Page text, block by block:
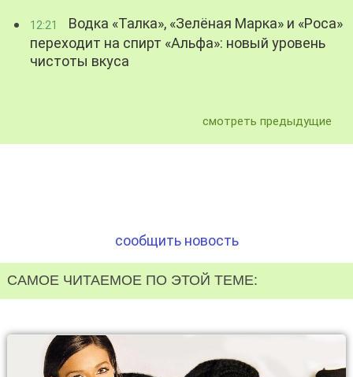
12:21
Водка «Талка», «Зелёная Марка» и «Роса»
переходит на спирт «Альфа»: новый уровень
чистоты вкуса
смотреть предыдущие
сообщить новость
САМОЕ ЧИТАЕМОЕ ПО ЭТОЙ ТЕМЕ: